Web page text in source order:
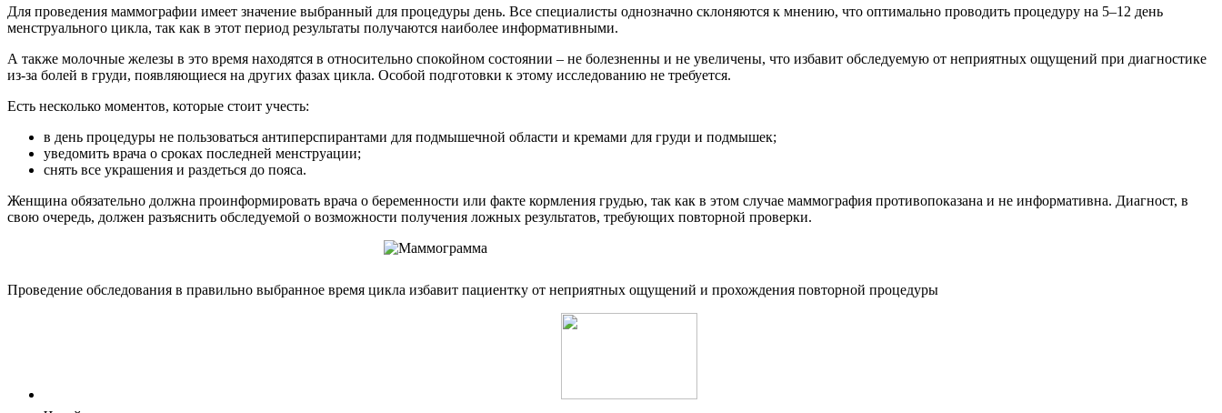
Для проведения маммографии имеет значение выбранный для процедуры день. Все специалисты однозначно склоняются к мнению, что оптимально проводить процедуру на 5–12 день
менструального цикла, так как в этот период результаты получаются наиболее информативными.
А также молочные железы в это время находятся в относительно спокойном состоянии – не болезненны и не увеличены, что избавит обследуемую от неприятных ощущений при диагностике
из-за болей в груди, появляющиеся на других фазах цикла. Особой подготовки к этому исследованию не требуется.
Есть несколько моментов, которые стоит учесть:
в день процедуры не пользоваться антиперспирантами для подмышечной области и кремами для груди и подмышек;
уведомить врача о сроках последней менструации;
снять все украшения и раздеться до пояса.
Женщина обязательно должна проинформировать врача о беременности или факте кормления грудью, так как в этом случае маммография противопоказана и не информативна. Диагност, в
свою очередь, должен разъяснить обследуемой о возможности получения ложных результатов, требующих повторной проверки.
Проведение обследования в правильно выбранное время цикла избавит пациентку от неприятных ощущений и прохождения повторной процедуры